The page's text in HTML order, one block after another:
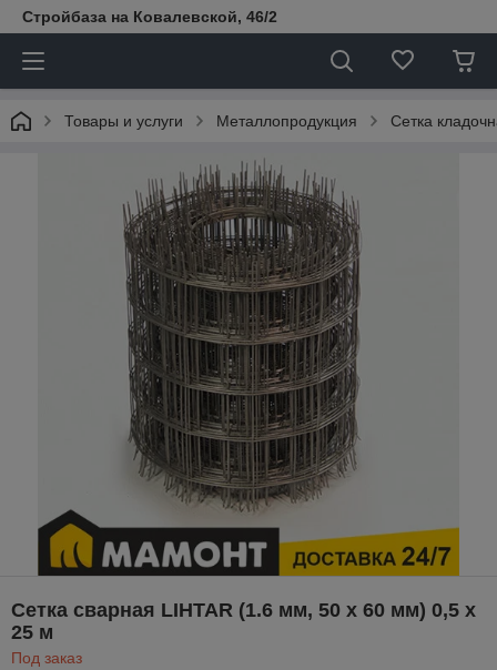
Стройбаза на Ковалевской, 46/2
Товары и услуги Металлопродукция Сетка
Сетка сварная LIHTAR (1.6 мм, 50 x 60 мм) 0,5 x
25 м
Под заказ